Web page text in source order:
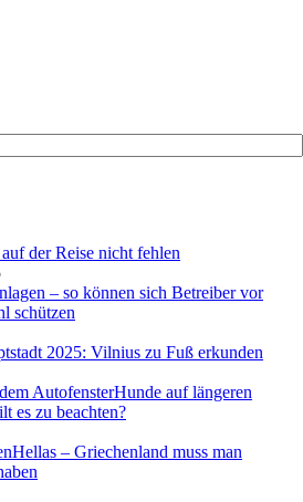
der Reise nicht fehlen
– so können sich Betreiber vor
schützen
2025: Vilnius zu Fuß erkunden
Hunde auf längeren
es zu beachten?
Hellas – Griechenland muss man